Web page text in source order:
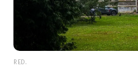
RED.